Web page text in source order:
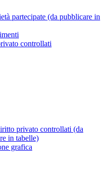
partecipate (da pubblicare in
controllati
privato controllati (da
in tabelle)
grafica